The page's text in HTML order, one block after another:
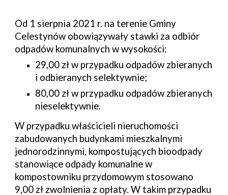
Od 1 sierpnia 2021 r. na terenie Gminy
Celestynów obowiązywały stawki za odbiór
odpadów komunalnych w wysokości:
29,00 zł w przypadku odpadów zbieranych
i odbieranych selektywnie;
80,00 zł w przypadku odpadów zbieranych
nieselektywnie.
W przypadku właścicieli nieruchomości
zabudowanych budynkami mieszkalnymi
jednorodzinnymi, kompostujących bioodpady
stanowiące odpady komunalne w
9,00 zł zwolnienia z opłaty. W takim przypadku